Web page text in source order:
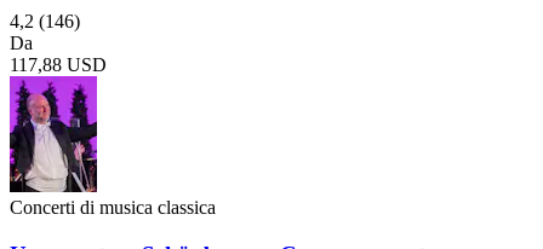
4,2 (146)
Da
117,88 USD
Concerti di musica classica